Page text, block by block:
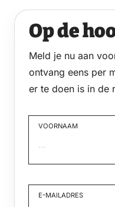
Op de
Meld je nu aan
ontvang eens per
er te doen is in de
VOORNAAM
E-MAILADRES